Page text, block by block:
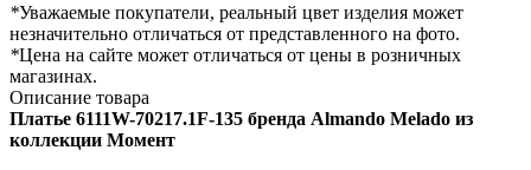
*Уважаемые покупатели, реальный цвет изделия может
незначительно отличаться от представленного на фото.
*Цена на сайте может отличаться от цены в розничных
магазинах.
Описание товара
Платье 6111W-70217.1F-135 бренда Almando Melado из
коллекции Момент